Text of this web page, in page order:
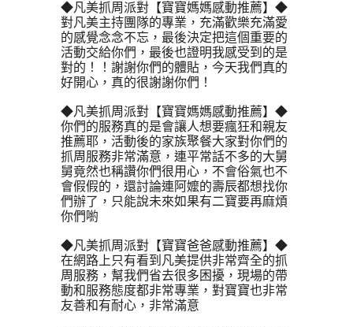
◆凡美抓周派對【寶寶媽媽感動推薦】◆
對凡美主持團隊的專業，充滿歡樂充滿愛
的感覺念念不忘，最後決定把這個重要的
活動交給你們，最後也證明我感受到的是
對的！！謝謝你們的體貼，今天我們真的
好開心，真的很謝謝你們！
◆凡美抓周派對【寶寶媽媽感動推薦】◆
你們的服務真的是會讓人想要瘋狂和親友
推薦耶，活動後的家族聚餐大家對你們的
抓周服務非常滿意，連平常話不多的大舅
舅竟然也稱讚你們很用心，不會俗氣也不
會假假的，還討論連阿嬤的壽辰都想找你
們辦了，只能說未來如果有二寶要再麻煩
你們喲
◆凡美抓周派對【寶寶爸爸感動推薦】◆
在網路上只有看到凡美提供非常齊全的抓
周服務，幫我們省去很多困擾，現場的帶
動和服務態度都非常專業，對寶寶也非常
友善和有耐心，非常滿意